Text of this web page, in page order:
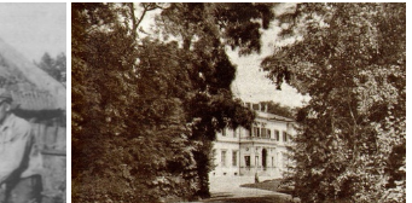
Przed Pałacem Wielopolskich